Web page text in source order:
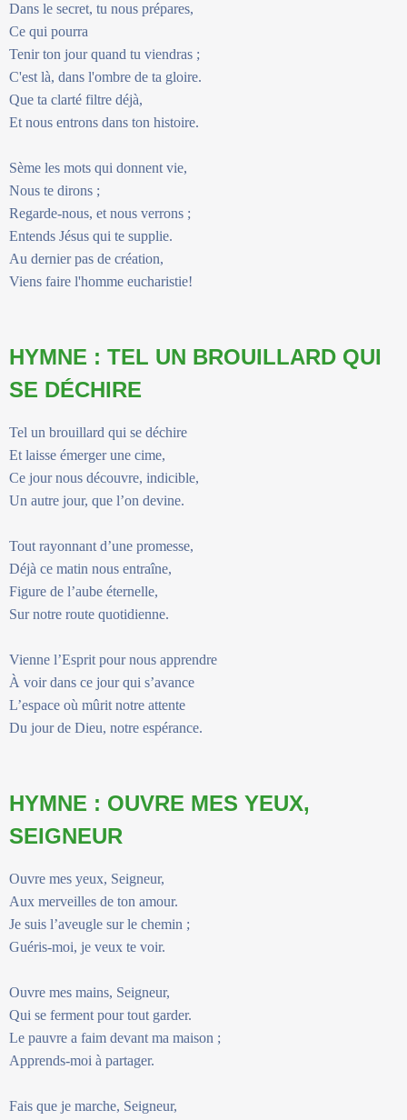
Dans le secret, tu nous prépares,
Ce qui pourra
Tenir ton jour quand tu viendras ;
C'est là, dans l'ombre de ta gloire.
Que ta clarté filtre déjà,
Et nous entrons dans ton histoire.
Sème les mots qui donnent vie,
Nous te dirons ;
Regarde-nous, et nous verrons ;
Entends Jésus qui te supplie.
Au dernier pas de création,
Viens faire l'homme eucharistie!
HYMNE : TEL UN BROUILLARD QUI
SE DÉCHIRE
Tel un brouillard qui se déchire
Et laisse émerger une cime,
Ce jour nous découvre, indicible,
Un autre jour, que l’on devine.
Tout rayonnant d’une promesse,
Déjà ce matin nous entraîne,
Figure de l’aube éternelle,
Sur notre route quotidienne.
Vienne l’Esprit pour nous apprendre
À voir dans ce jour qui s’avance
L’espace où mûrit notre attente
Du jour de Dieu, notre espérance.
HYMNE : OUVRE MES YEUX,
SEIGNEUR
Ouvre mes yeux, Seigneur,
Aux merveilles de ton amour.
Je suis l’aveugle sur le chemin ;
Guéris-moi, je veux te voir.
Ouvre mes mains, Seigneur,
Qui se ferment pour tout garder.
Le pauvre a faim devant ma maison ;
Apprends-moi à partager.
Fais que je marche, Seigneur,